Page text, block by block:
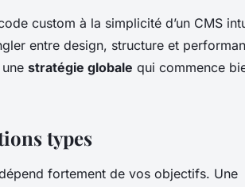
custom à la simplicité d’un CMS
entre design, structure et
stratégie globale qui commence
types
fortement de vos objectifs. Une